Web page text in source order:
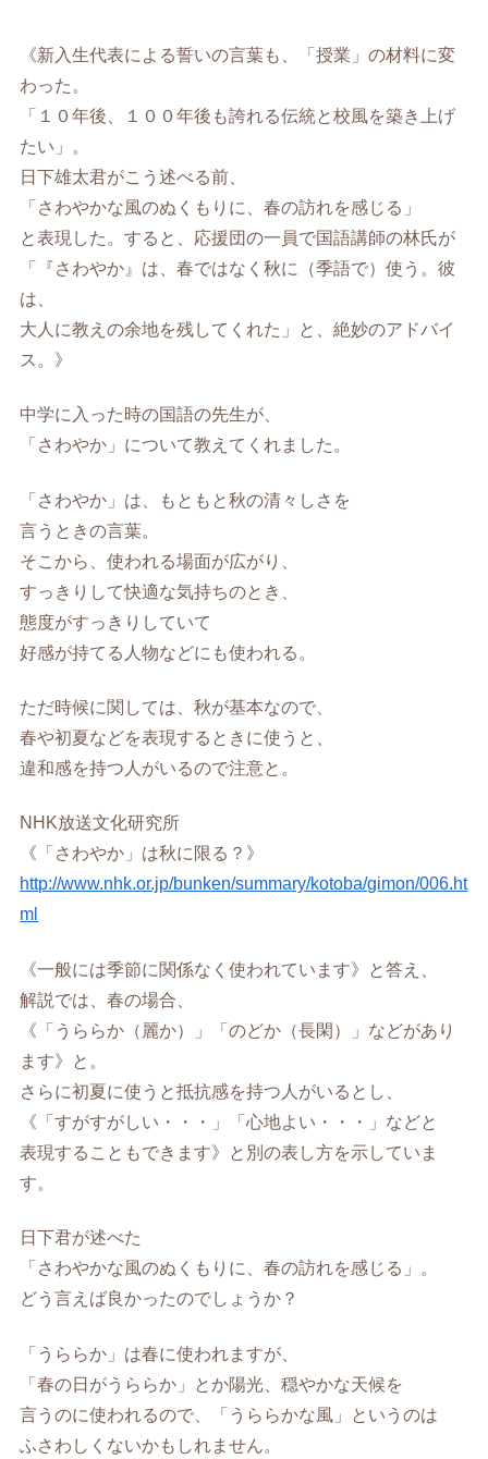
《新入生代表による誓いの言葉も、「授業」の材料に変
わった。
「１０年後、１００年後も誇れる伝統と校風を築き上げ
たい」。
日下雄太君がこう述べる前、
「さわやかな風のぬくもりに、春の訪れを感じる」
と表現した。すると、応援団の一員で国語講師の林氏が
「『さわやか』は、春ではなく秋に（季語で）使う。彼
は、
大人に教えの余地を残してくれた」と、絶妙のアドバイ
ス。》
中学に入った時の国語の先生が、
「さわやか」について教えてくれました。
「さわやか」は、もともと秋の清々しさを
言うときの言葉。
そこから、使われる場面が広がり、
すっきりして快適な気持ちのとき、
態度がすっきりしていて
好感が持てる人物などにも使われる。
ただ時候に関しては、秋が基本なので、
春や初夏などを表現するときに使うと、
違和感を持つ人がいるので注意と。
NHK放送文化研究所
《「さわやか」は秋に限る？》
http://www.nhk.or.jp/bunken/summary/kotoba/gimon/006.ht
ml
《一般には季節に関係なく使われています》と答え、
解説では、春の場合、
《「うららか（麗か）」「のどか（長閑）」などがあり
ます》と。
さらに初夏に使うと抵抗感を持つ人がいるとし、
《「すがすがしい・・・」「心地よい・・・」などと
表現することもできます》と別の表し方を示していま
す。
日下君が述べた
「さわやかな風のぬくもりに、春の訪れを感じる」。
どう言えば良かったのでしょうか？
「うららか」は春に使われますが、
「春の日がうららか」とか陽光、穏やかな天候を
言うのに使われるので、「うららかな風」というのは
ふさわしくないかもしれません。